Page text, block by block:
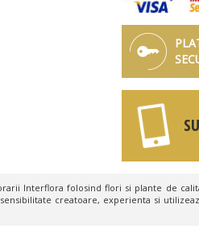
Interflora folosind flori si plante de
creatoare, experienta si